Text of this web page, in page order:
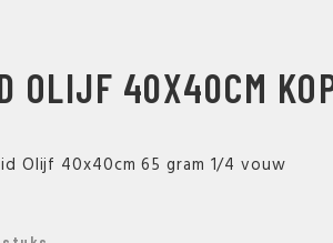
OLIJF 40X40CM
Olijf 40x40cm 65 gram 1/4 vouw